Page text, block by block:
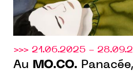
>>> 21.06.2025 -
Au MO.CO.